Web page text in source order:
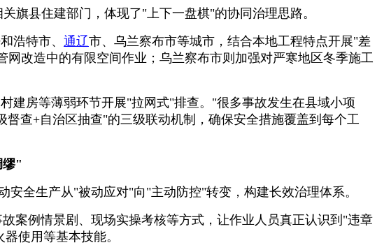
旗县住建部门，体现了"上下一盘棋"的协同治理思路。
浩特市、 通辽市、乌兰察布市等城市，结合本地工程特点开展"差
改造中的有限空间作业；乌兰察布市则加强对严寒地区冬季施工
建房等薄弱环节开展"拉网式"排查。"很多事故发生在县域小项
查+自治区抽查"的三级联动机制，确保安全措施覆盖到每个工
缪"
全生产从"被动应对"向"主动防控"转变，构建长效治理体系。
案例情景剧、现场实操考核等方式，让作业人员真正认识到"违章
使用等基本技能。